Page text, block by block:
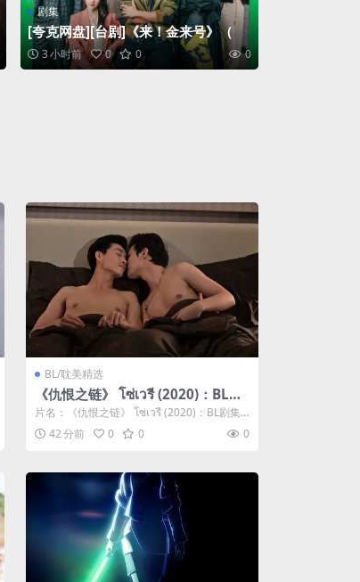
剧集
[夸克网盘][台剧]《来！金来号》（20
26）剧情
3 小时前 0 0 0
BL/耽美精选
《仇恨之链》 โซ่เวรี (2020)：BL剧
集剧情简介与夸克网盘资源
片名：《仇恨之链》 โซ่เวรี (2020)：BL剧集
剧情简介与夸克网盘资源...
42 分前 0 0 0